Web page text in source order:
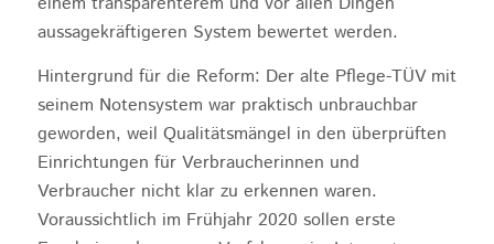
aussagekräftigeren System bewertet werden.
Hintergrund für die Reform: Der alte Pflege-TÜV mit
seinem Notensystem war praktisch unbrauchbar
geworden, weil Qualitätsmängel in den überprüften
Einrichtungen für Verbraucherinnen und
Verbraucher nicht klar zu erkennen waren.
Voraussichtlich im Frühjahr 2020 sollen erste